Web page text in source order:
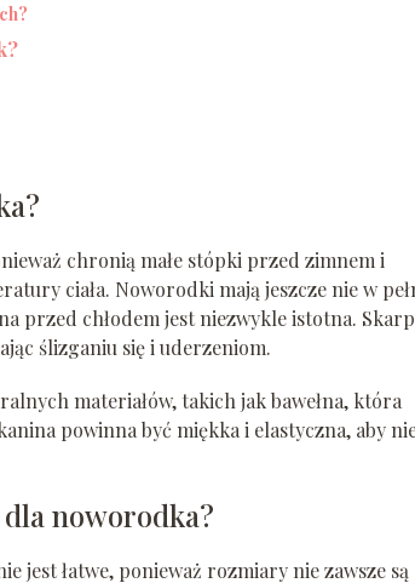
chronią małe stópki przed zimnem i
ciała. Noworodki mają jeszcze nie w
przed chłodem jest niezwykle istotna.
ślizganiu się i uderzeniom.
materiałów, takich jak bawełna, która
powinna być miękka i elastyczna, aby
noworodka?
łatwe, ponieważ rozmiary nie zawsze są